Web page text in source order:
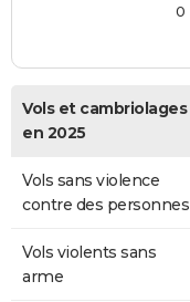
0
Vols et cambriolages
en 2025
Vols sans violence
contre des personnes
Vols violents sans
arme